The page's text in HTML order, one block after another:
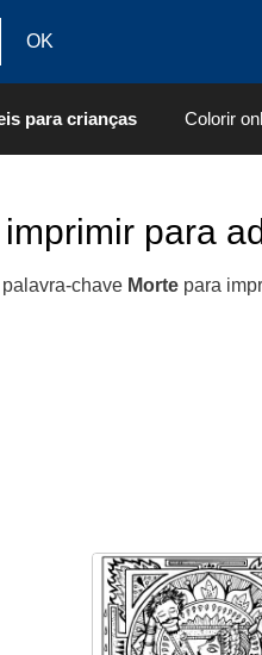
para crianças Colorir
para
chave Mortepara